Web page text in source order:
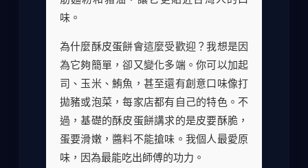
味。
為什麼酥皮蛋餅會這麼受歡迎？我想是因
為它夠簡單，卻又變化多端。你可以加起
司、玉米、鮪魚，甚至還有創意口味像打
拋豬或泡菜，每家店都有自己的特色。不
過，基礎的酥皮蛋餅講求的是皮要酥脆，
蛋要滑嫩，醬料不能搶味。我個人最愛原
味，因為最能吃出師傅的功力。